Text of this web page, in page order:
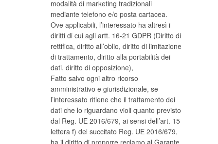
modalità di marketing tradizionali
mediante telefono e/o posta cartacea.
Ove applicabili, l’interessato ha altresì i
diritti di cui agli artt. 16-21 GDPR (Diritto di
rettifica, diritto all’oblio, diritto di limitazione
di trattamento, diritto alla portabilità dei
dati, diritto di opposizione),
Fatto salvo ogni altro ricorso
amministrativo e giurisdizionale, se
l’interessato ritiene che il trattamento dei
dati che lo riguardano violi quanto previsto
dal Reg. UE 2016/679, ai sensi dell’art. 15
lettera f) del succitato Reg. UE 2016/679,
ha il diritto di proporre reclamo al Garante